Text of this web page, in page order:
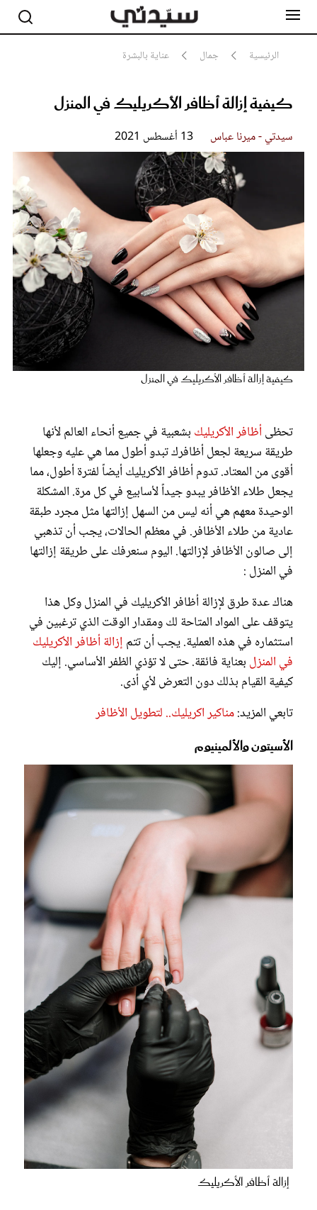
الرئيسية جمال عناية بالبشرة
كيفية إزالة أظافر الأكريليك في المنزل
سيدتي - ميرنا عباس 13 أغسطس 2021
كيفية إزالة أظافر الأكريليك في المنزل
تحظىأظافر الأكريليك بشعبية في جميع أنحاء العالم لأنها
طريقة سريعة لجعل أظافرك تبدو أطول مما هي عليه وجعلها
أقوى من المعتاد. تدوم أظافر الأكريليك أيضاً لفترة أطول، مما
يجعل طلاء الأظافر يبدو جيداً لأسابيع في كل مرة. المشكلة
الوحيدة معهم هي أنه ليس من السهل إزالتها مثل مجرد طبقة
عادية من طلاء الأظافر. في معظم الحالات، يجب أن تذهبي
إلى صالون الأظافر لإزالتها. اليوم سنعرفك على طريقة إزالتها
في المنزل :
هناك عدة طرق لإزالة أظافر الأكريليك في المنزل وكل هذا
يتوقف على المواد المتاحة لك ومقدار الوقت الذي ترغبين في
استثماره في هذه العملية. يجب أن تتم إزالة أظافر الأكريليك
في المنزل بعناية فائقة. حتى لا تؤذي الظفر الأساسي. إليك
كيفية القيام بذلك دون التعرض لأي أذى.
تابعي المزيد:مناكير اكريليك.. لتطويل الأظافر
الأسيتون والألمينيوم
إزالة أظافر الأكريليك
مشاهير
جمال
صحة ورشاقة
سيدتي وطفلك
فيديو
مطبخ سيدتي
مقالات الرأي
ستايل
عروس سيدتي
مجلة سيدتي